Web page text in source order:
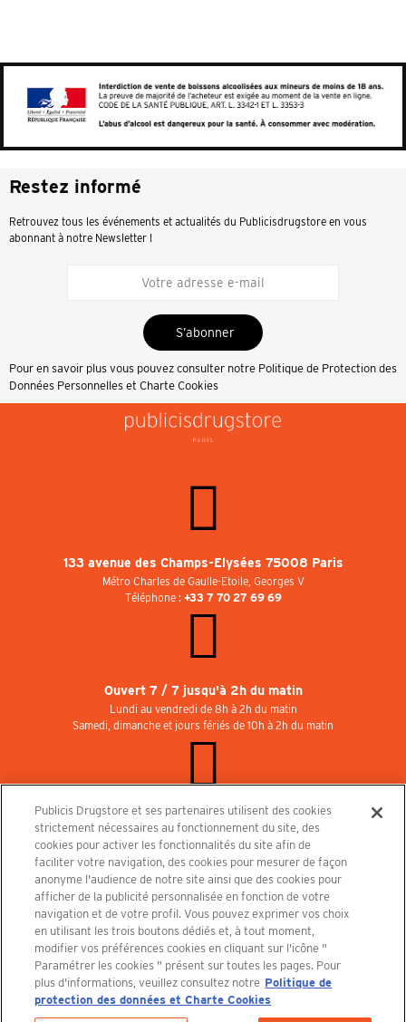
Restez informé
Retrouvez tous les événements et actualités du Publicisdrugstore en vous
abonnant à notre Newsletter !
S’abonner
Pour en savoir plus vous pouvez consulter notre Politique de Protection des
Données Personnelles et Charte Cookies
133 avenue des Champs-Elysées 75008 Paris
Métro Charles de Gaulle-Etoile, Georges V
Téléphone : +33 7 70 27 69 69
Ouvert 7 / 7 jusqu'à 2h du matin
Lundi au vendredi de 8h à 2h du matin
Samedi, dimanche et jours fériés de 10h à 2h du matin
Rejoignez-nous au Publicisdrugstore !
Nous recrutons pour les boutiques, le restaurant et le cinéma. Contactez-nous :
recrutement@publicisdrugstore.com
Conditions générales de vente
Mentions légales
Politique de Protection des Données Personnelles et Charte
Cookies
Publicis Drugstore et ses partenaires utilisent des cookies
strictement nécessaires au fonctionnement du site, des
cookies pour activer les fonctionnalités du site afin de
faciliter votre navigation, des cookies pour mesurer de façon
anonyme l'audience de notre site ainsi que des cookies pour
afficher de la publicité personnalisée en fonction de votre
navigation et de votre profil. Vous pouvez exprimer vos choix
en utilisant les trois boutons dédiés et, à tout moment,
modifier vos préférences cookies en cliquant sur l'icône "
Paramétrer les cookies " présent sur toutes les pages. Pour
plus d'informations, veuillez consultez notre Politique de
protection des données et Charte Cookies